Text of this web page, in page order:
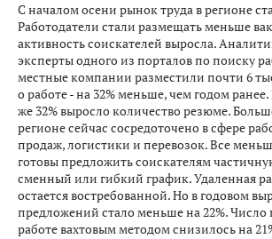
С началом осени рынок труда в регионе
Работодатели стали размещать меньше
активность соискателей выросла.
эксперты одного из порталов по поиску
местные компании разместили почти 6
о работе - на 32% меньше, чем годом
же 32% выросло количество резюме.
регионе сейчас сосредоточено в сфере
продаж, логистики и перевозок. Все
готовы предложить соискателям
сменный или гибкий график. Удаленная
остается востребованной. Но в годовом
предложений стало меньше на 22%.
работе вахтовым методом снизилось на